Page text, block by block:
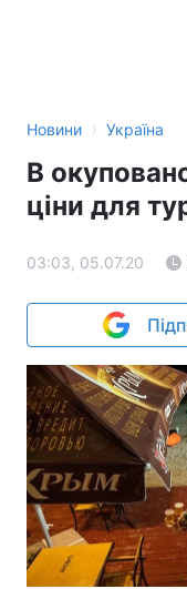
Новини › Україна
В
ціни для
03:03, 05.07.20